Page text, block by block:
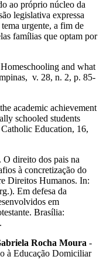
ao próprio núcleo da
legislativa expressa
urgente, a fim de
famílias que optam por
and what
v. 28, n. 2, p. 85-
academic achievement
schooled students
Education, 16,
direito dos pais na
à concretização do
Direitos Humanos. In:
Em defesa da
em
Brasília:
Rocha Moura -
à Educação Domiciliar